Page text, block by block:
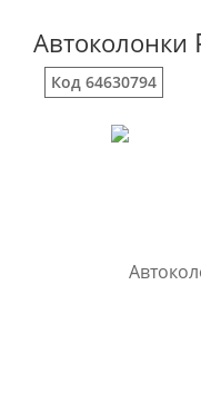
Автоколонки
Код 64630794